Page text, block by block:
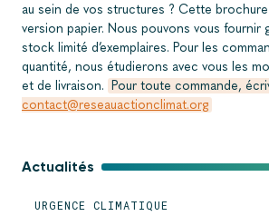
Actualités
URGENCE CLIMATIQUE
au sein de vos structures ? Cette
version papier. Nous pouvons vous fournir
stock limité d’exemplaires. Pour les
quantité, nous étudierons avec vous les
et de livraison. Pour toute commande,
contact@reseauactionclimat.org